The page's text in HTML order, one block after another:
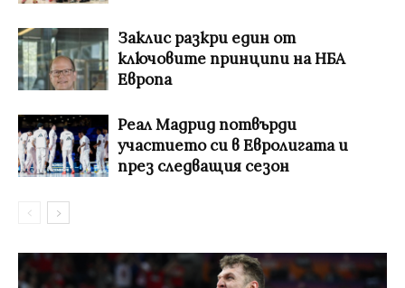
Заклис разкри един от
ключовите принципи на НБА
Европа
Реал Мадрид потвърди
участието си в Евролигата и
през следващия сезон